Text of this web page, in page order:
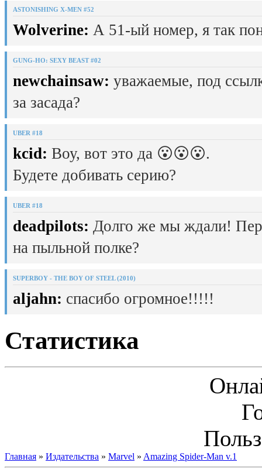
ASTONISHING X-MEN #52
Wolverine: А 51-ый номер, я так
GUNG-HO: SEXY BEAST #02
newchainsaw: уважаемые, под
за засада?
UBER #18
kcid: Воу, вот это да 😮😮😮.
Будете добивать серию?
UBER #18
deadpilots: Долго же мы ждали!
на пыльной полке?
SUPERBOY - THE BOY OF STEEL (2010)
aljahn: спасибо огромное!!!!!
Статистика
Главная » Издательства » Marvel » Amazing Spider-Man v.1